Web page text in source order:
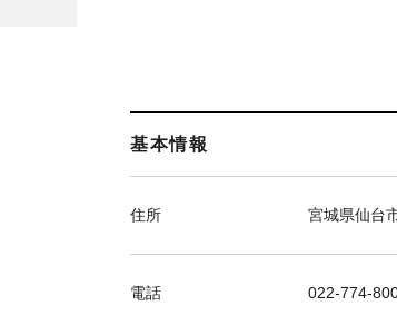
基本情報
住所 宮城県仙台
電話 022-774-